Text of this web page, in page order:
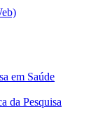
em Saúde
da Pesquisa